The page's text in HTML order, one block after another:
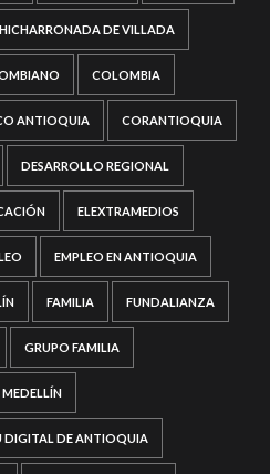
DE VILLADA
COLOMBIA
ANTIOQUIA CORANTIOQUIA
DESARROLLO REGIONAL
ELEXTRAMEDIOS
EMPLEO EN ANTIOQUIA
FAMILIA FUNDALIANZA
GRUPO FAMILIA
MEDELLÍN
DIGITAL DE ANTIOQUIA